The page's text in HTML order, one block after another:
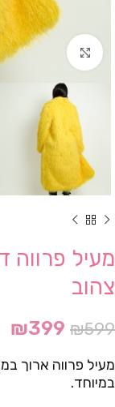
enlarge
צהוב
₪599
₪399
מעיל פרווה ארוך
במיוחד.